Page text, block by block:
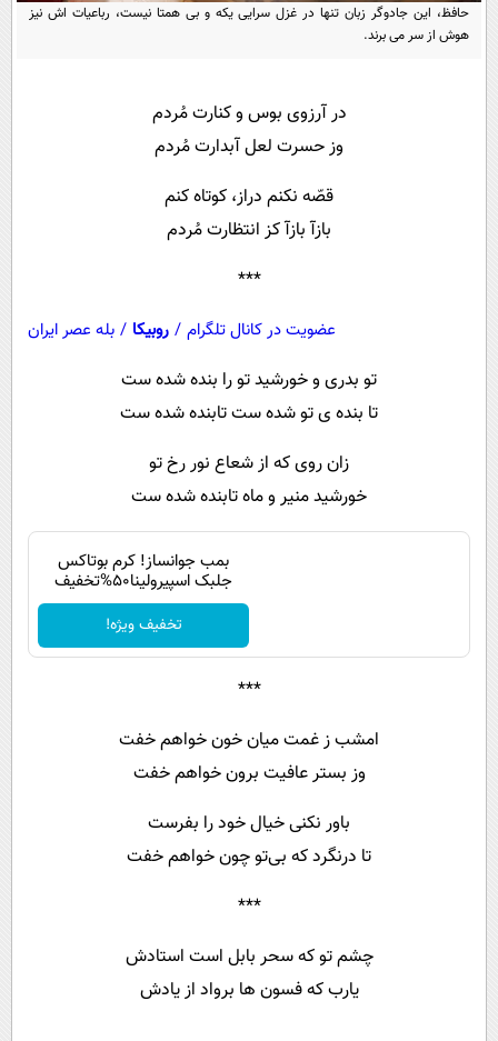
سرگرمی
حوادث
اجتماعی
حیات وحش
سیاست خارجی
پیامک
حافظ، این جادوگر زبان تنها در غزل سرایی یکه و بی همتا نیست، رباعیات اش نیز
هوش از سر می برند.
در آرزوی بوس و کنارت مُردم
وز حسرت لعل آبدارت مُردم
قصّه نکنم دراز، کوتاه کنم
بازآ بازآ کز انتظارت مُردم
***
عضویت در کانال تلگرام / روبیکا / بله عصر ایران
تو بدری و خورشید تو را بنده شده ست
تا بنده ی تو شده ست تابنده شده ست
زان روی که از شعاع نور رخ تو
خورشید منیر و ماه تابنده شده ست
بمب جوانساز! کرم بوتاکس
جلبک اسپیرولینا50%تخفیف
تخفیف ویژه!
***
امشب ز غمت میان خون خواهم خفت
وز بستر عافیت برون خواهم خفت
باور نکنی خیال خود را بفرست
تا درنگرد که بی‌تو چون خواهم خفت
***
چشم تو که سحر بابل است استادش
یارب که فسون ها برواد از یادش